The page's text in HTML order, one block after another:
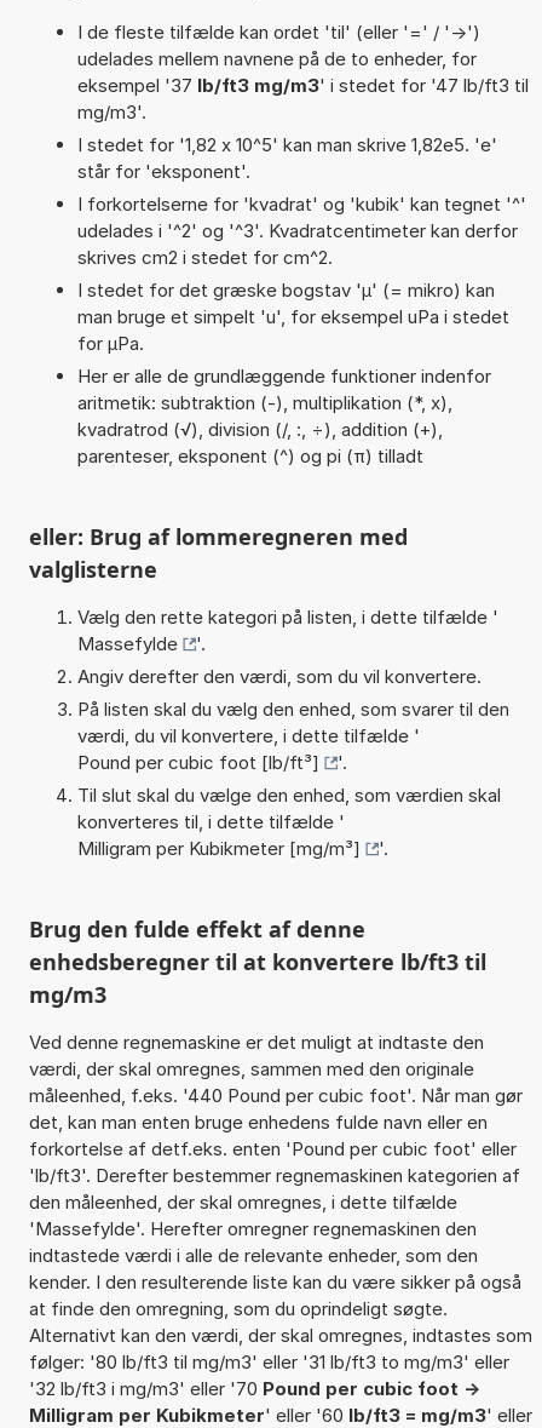
I de fleste tilfælde kan ordet 'til' (eller '=' / '->')
udelades mellem navnene på de to enheder, for
eksempel '37 lb/ft3 mg/m3' i stedet for '47 lb/ft3 til
mg/m3'.
I stedet for '1,82 x 10^5' kan man skrive 1,82e5. 'e'
står for 'eksponent'.
I forkortelserne for 'kvadrat' og 'kubik' kan tegnet '^'
udelades i '^2' og '^3'. Kvadratcentimeter kan derfor
skrives cm2 i stedet for cm^2.
I stedet for det græske bogstav 'µ' (= mikro) kan
man bruge et simpelt 'u', for eksempel uPa i stedet
for µPa.
Her er alle de grundlæggende funktioner indenfor
aritmetik: subtraktion (-), multiplikation (*, x),
kvadratrod (√), division (/, :, ÷), addition (+),
parenteser, eksponent (^) og pi (π) tilladt
eller: Brug af lommeregneren med
valglisterne
Vælg den rette kategori på listen, i dette tilfælde '
Massefylde
'.
Angiv derefter den værdi, som du vil konvertere.
På listen skal du vælg den enhed, som svarer til den
værdi, du vil konvertere, i dette tilfælde '
Pound per cubic foot [lb/ft³]
'.
Til slut skal du vælge den enhed, som værdien skal
konverteres til, i dette tilfælde '
Milligram per Kubikmeter [mg/m³]
'.
Brug den fulde effekt af denne
enhedsberegner til at konvertere lb/ft3 til
mg/m3
Ved denne regnemaskine er det muligt at indtaste den
værdi, der skal omregnes, sammen med den originale
måleenhed, f.eks. '440 Pound per cubic foot'. Når man gør
det, kan man enten bruge enhedens fulde navn eller en
forkortelse af detf.eks. enten 'Pound per cubic foot' eller
'lb/ft3'. Derefter bestemmer regnemaskinen kategorien af
den måleenhed, der skal omregnes, i dette tilfælde
'Massefylde'. Herefter omregner regnemaskinen den
indtastede værdi i alle de relevante enheder, som den
kender. I den resulterende liste kan du være sikker på også
at finde den omregning, som du oprindeligt søgte.
Alternativt kan den værdi, der skal omregnes, indtastes som
følger: '80 lb/ft3 til mg/m3' eller '31 lb/ft3 to mg/m3' eller
'32 lb/ft3 i mg/m3' eller '70 Pound per cubic foot ->
Milligram per Kubikmeter' eller '60 lb/ft3 = mg/m3' eller